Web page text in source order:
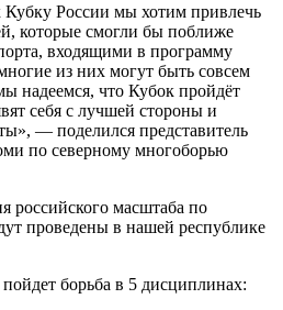
России мы хотим привлечь
которые смогли бы поближе
входящими в программу
из них могут быть совсем
надеемся, что Кубок пройдёт
себя с лучшей стороны и
— поделился представитель
по северному многоборью
российского масштаба по
проведены в нашей республике
борьба в 5 дисциплинах: